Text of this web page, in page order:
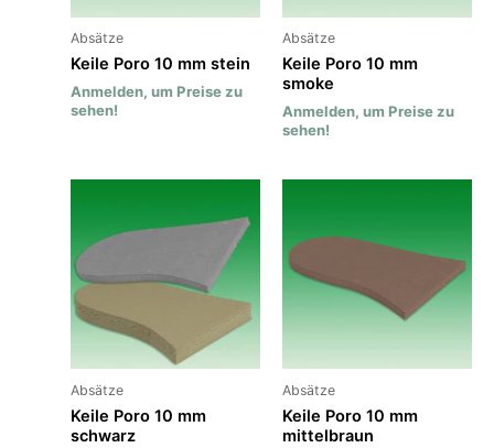
Absätze
Keile Poro 10 mm stein
Anmelden, um Preise zu
sehen!
Absätze
Keile Poro 10 mm
smoke
Anmelden, um Preise zu
sehen!
Absätze
Keile Poro 10 mm
schwarz
Absätze
Keile Poro 10 mm
mittelbraun